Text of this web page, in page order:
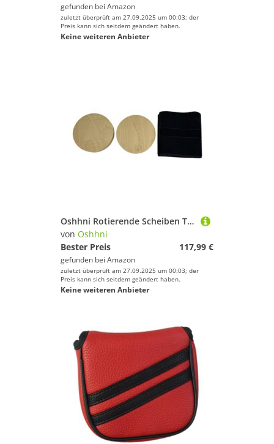
gefunden bei Amazon
zuletzt überprüft am 27.09.2025 um 00:03; der
Preis kann sich seitdem geändert haben.
Keine weiteren Anbieter
Oshhni Rotierende Scheiben Twist Board Pilates liefert hölzerne Rotatorscheiben für Gleichgewichtstraining
von Oshhni
Bester Preis
117,99 €
gefunden bei Amazon
zuletzt überprüft am 27.09.2025 um 00:03; der
Preis kann sich seitdem geändert haben.
Keine weiteren Anbieter